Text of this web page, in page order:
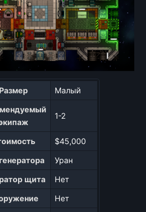
Размер
Малый
1-2
$45,000
Уран
щита
Нет
Нет